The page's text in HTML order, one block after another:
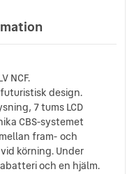
NCF.
design.
7 tums LCD
CBS-systemet
fram- och
körning. Under
och en hjälm.